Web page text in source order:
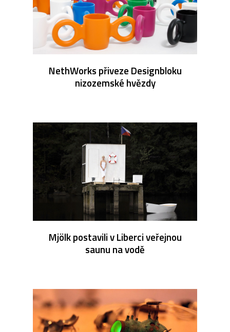
NethWorks přiveze Designbloku
nizozemské hvězdy
Mjölk postavili v Liberci veřejnou
saunu na vodě